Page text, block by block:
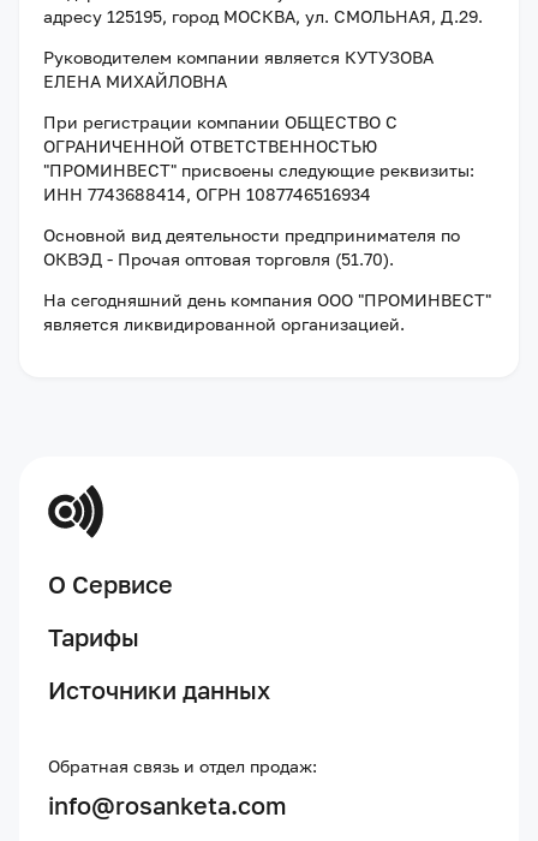
адресу 125195, город МОСКВА, ул. СМОЛЬНАЯ, Д.29.
Руководителем компании является КУТУЗОВА
ЕЛЕНА МИХАЙЛОВНА
При регистрации компании ОБЩЕСТВО С
ОГРАНИЧЕННОЙ ОТВЕТСТВЕННОСТЬЮ
"ПРОМИНВЕСТ" присвоены следующие реквизиты:
ИНН 7743688414, ОГРН 1087746516934
Основной вид деятельности предпринимателя по
ОКВЭД - Прочая оптовая торговля (51.70).
На сегодняшний день компания ООО "ПРОМИНВЕСТ"
является ликвидированной организацией.
О Сервисе
Тарифы
Источники данных
Обратная связь и отдел продаж:
info@rosanketa.com